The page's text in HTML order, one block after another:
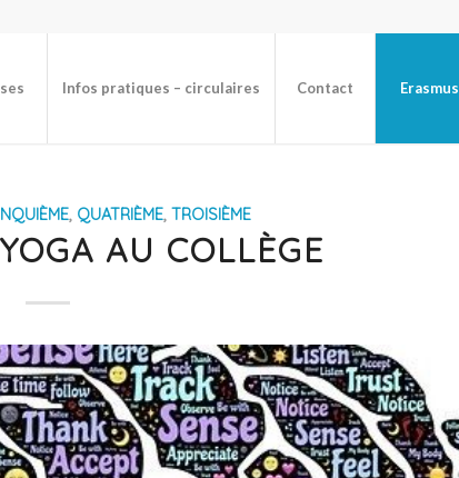
Infos pratiques – circulaires Contact
, QUATRIÈME, TROISIÈME
AU COLLÈGE